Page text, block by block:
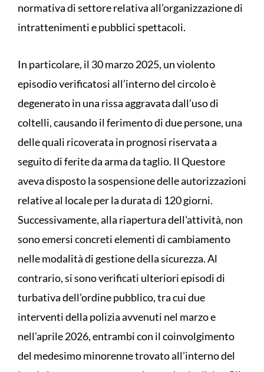
normativa di settore relativa all’organizzazione di
intrattenimenti e pubblici spettacoli.
In particolare, il 30 marzo 2025, un violento
episodio verificatosi all’interno del circolo è
degenerato in una rissa aggravata dall’uso di
coltelli, causando il ferimento di due persone, una
delle quali ricoverata in prognosi riservata a
seguito di ferite da arma da taglio. Il Questore
aveva disposto la sospensione delle autorizzazioni
relative al locale per la durata di 120 giorni.
Successivamente, alla riapertura dell’attività, non
sono emersi concreti elementi di cambiamento
nelle modalità di gestione della sicurezza. Al
contrario, si sono verificati ulteriori episodi di
turbativa dell’ordine pubblico, tra cui due
interventi della polizia avvenuti nel marzo e
nell’aprile 2026, entrambi con il coinvolgimento
del medesimo minorenne trovato all’interno del